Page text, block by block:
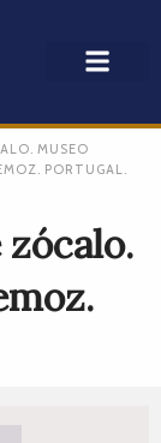
MUSEO
PORTUGAL.
zócalo.